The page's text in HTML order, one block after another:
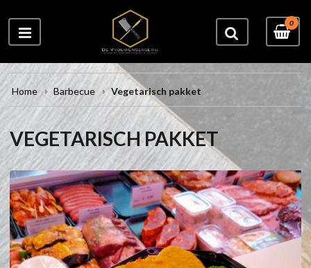
0
Home Barbecue Vegetarisch pakket
VEGETARISCH PAKKET